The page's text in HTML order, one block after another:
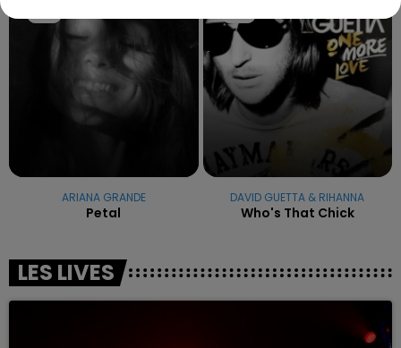
ARIANA GRANDE
Petal
DAVID GUETTA & RIHANNA
Who's That Chick
LES LIVES